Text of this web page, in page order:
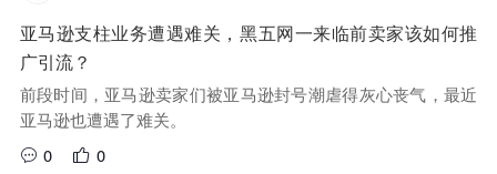
亚马逊支柱业务遭遇难关，黑五网一来临前卖家该如何推
广引流？
前段时间，亚马逊卖家们被亚马逊封号潮虐得灰心丧气，最近
亚马逊也遭遇了难关。
0
0